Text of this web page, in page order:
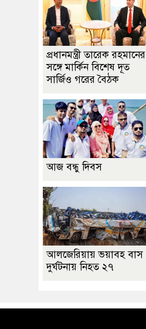
প্রধানমন্ত্রী তারেক রহমানের
সঙ্গে মার্কিন বিশেষ দূত
সার্জিও গরের বৈঠক
আজ বন্ধু দিবস
আলজেরিয়ায় ভয়াবহ বাস
দুর্ঘটনায় নিহত ২৭